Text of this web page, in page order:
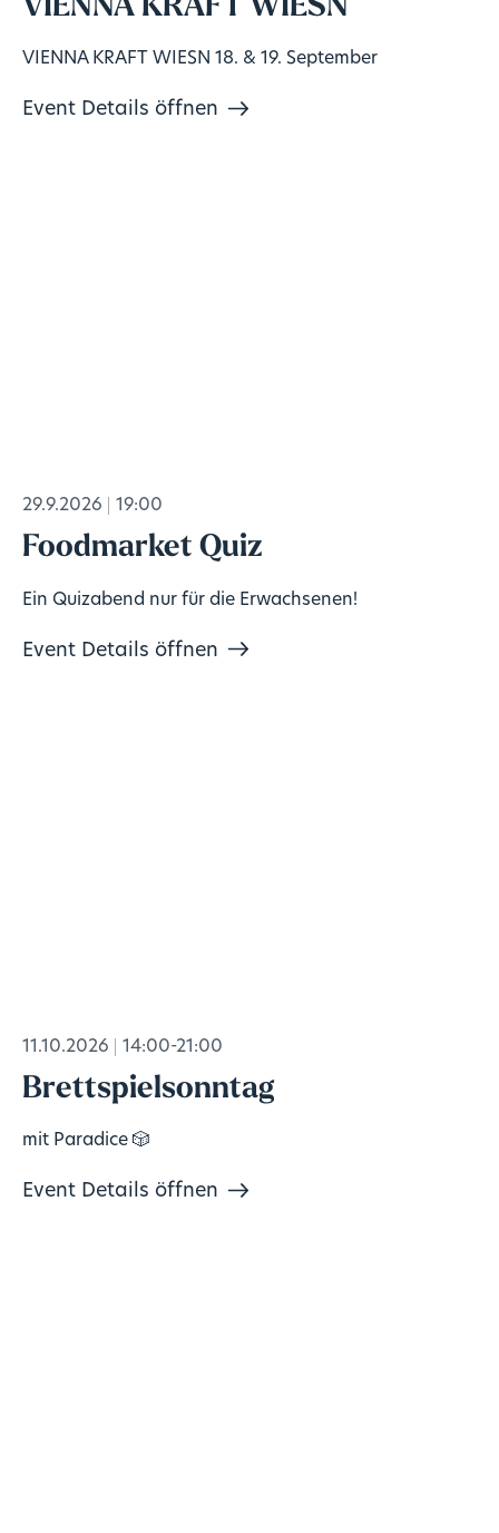
VIENNA KRAFT WIESN
VIENNA KRAFT WIESN 18. & 19. September
Event Details öffnen
29.9.2026 19:00
Foodmarket Quiz
Ein Quizabend nur für die Erwachsenen!
Event Details öffnen
11.10.2026 14:00-21:00
Brettspielsonntag
mit Paradice 🎲
Event Details öffnen